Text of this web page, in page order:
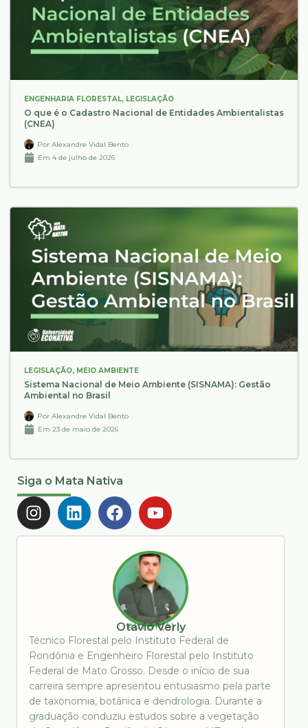
ENGENHARIA FLORESTAL, LEGISLAÇÃO
O que é o Cadastro Nacional de Entidades Ambientalistas
(CNEA)
Por Alexandre Vidal Bento
Em 4 de julho de 2026
LEGISLAÇÃO, MEIO AMBIENTE
Sistema Nacional de Meio Ambiente (SISNAMA): Gestão
Ambiental no Brasil
Por Alexandre Vidal Bento
Em 23 de maio de 2026
Siga o Mata Nativa
AUTOR(A)
Otavio Verly
Técnico Florestal pelo Instituto Federal de
Rondônia e Engenheiro Florestal pelo Instituto
Federal de Mato Grosso. Desde o início de sua
carreira sempre apresentou entusiasmo pela parte
de taxonomia, botânica e dendrologia. Durante a
graduação conduziu estudos sobre a vegetação